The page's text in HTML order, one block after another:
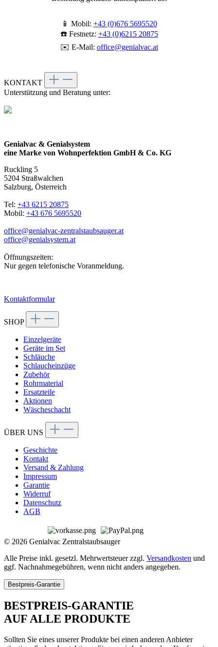
📱 Mobil: +43 (0)676 5695520
☎️ Festnetz: +43 (0)6215 20875
✉️ E-Mail: office@genialvac.at
KONTAKT
Unterstützung und Beratung unter:
Genialvac & Genialsystem
eine Marke von Wohnperfektion GmbH & Co. KG
Ruckling 5
5204 Straßwalchen
Salzburg, Österreich
Tel: +43 6215 20875
Mobil: +43 676 5695520
office@genialvac-zentralstaubsauger.at
office@genialsystem.at
Öffnungszeiten:
Nur gegen telefonische Voranmeldung.
Kontaktformular
SHOP
Einzelgeräte
Geräte im Set
Schläuche
Schlaucheinzüge
Zubehör
Rohrmaterial
Ersatzteile
Aktionen
Wäscheschacht
ÜBER UNS
Geschichte
Kontakt
Versand & Zahlung
Impressum
Garantie
Widerruf
Datenschutz
AGB
© 2026 Genialvac Zentralstaubsauger
Alle Preise inkl. gesetzl. Mehrwertsteuer zzgl. Versandkosten und
ggf. Nachnahmegebühren, wenn nicht anders angegeben.
Bestpreis-Garantie
BESTPREIS-GARANTIE
AUF ALLE PRODUKTE
Sollten Sie eines unserer Produkte bei einen anderen Anbieter